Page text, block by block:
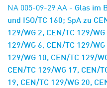
NA 005-09-29 AA - Glas im
und ISO/TC 160; SpA zu
129/WG 2, CEN/TC 129/
129/WG 6, CEN/TC 129/
129/WG 10, CEN/TC 129/
CEN/TC 129/WG 17, CEN/
19, CEN/TC 129/WG 20,